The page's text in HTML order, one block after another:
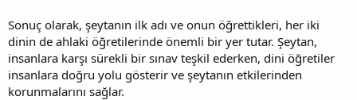
Sonuç olarak, şeytanın ilk adı ve onun öğrettikleri, her iki
dinin de ahlaki öğretilerinde önemli bir yer tutar. Şeytan,
insanlara karşı sürekli bir sınav teşkil ederken, dini öğretiler
insanlara doğru yolu gösterir ve şeytanın etkilerinden
korunmalarını sağlar.